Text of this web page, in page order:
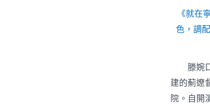
《就在
色，調
滕婉
建的薊遼
院。自開